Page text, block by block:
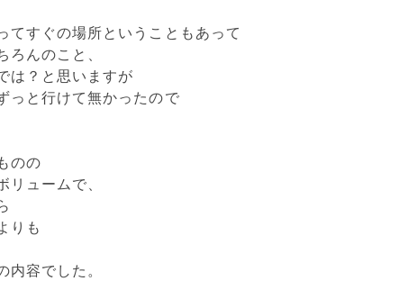
てすぐの場所ということもあって
んのこと、
は？と思いますが
っと行けて無かったので
のの
ュームで、
りも
内容でした。